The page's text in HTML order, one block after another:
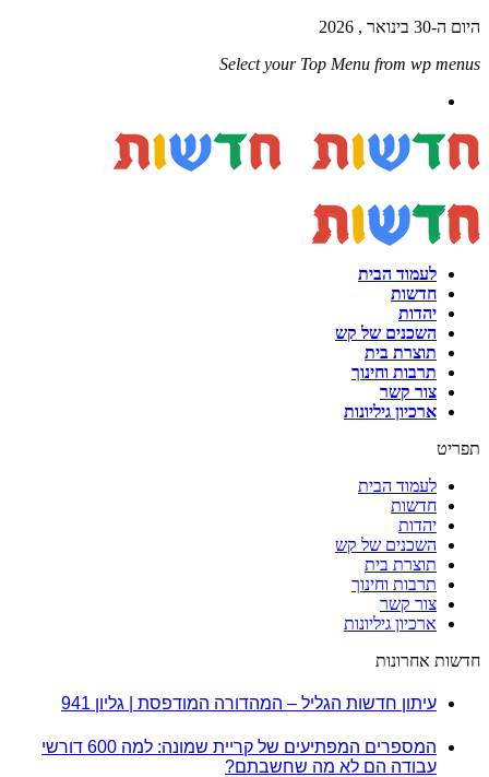
היום ה-30 בינואר , 2026
Select your Top Menu from wp menus
לעמוד הבית
חדשות
יהדות
השכנים של קש
תוצרת בית
תרבות וחינוך
צור קשר
ארכיון גיליונות
תפריט
לעמוד הבית
חדשות
יהדות
השכנים של קש
תוצרת בית
תרבות וחינוך
צור קשר
ארכיון גיליונות
חדשות אחרונות
עיתון חדשות הגליל – המהדורה המודפסת | גליון 941
המספרים המפתיעים של קריית שמונה: למה 600 דורשי
עבודה הם לא מה שחשבתם?